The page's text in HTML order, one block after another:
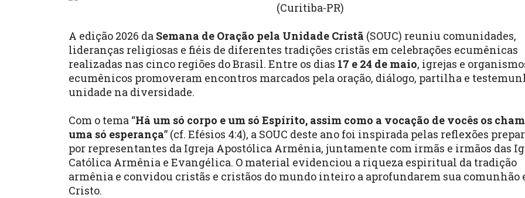
(Curitiba-PR)
A edição 2026 da Semana de Oração pela Unidade Cristã (SOUC) reuniu comunidades,
lideranças religiosas e fiéis de diferentes tradições cristãs em celebrações ecumênicas
realizadas nas cinco regiões do Brasil. Entre os dias 17 e 24 de maio, igrejas e
ecumênicos promoveram encontros marcados pela oração, diálogo, partilha e
unidade na diversidade.
Com o tema “Há um só corpo e um só Espírito, assim como a vocação de vocês os
uma só esperança” (cf. Efésios 4:4), a SOUC deste ano foi inspirada pelas reflexões
por representantes da Igreja Apostólica Armênia, juntamente com irmãs e irmãos das
Católica Armênia e Evangélica. O material evidenciou a riqueza espiritual da tradição
armênia e convidou cristãs e cristãos do mundo inteiro a aprofundarem sua comunhão
Cristo.